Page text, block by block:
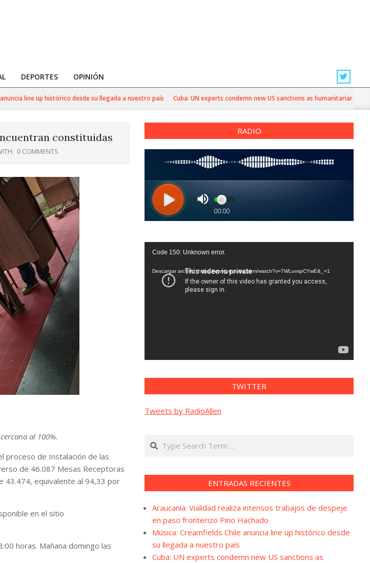
DEPORTES OPINIÓN
line up histórico desde su llegada a nuestro país Cuba: UN experts condemn new US sanctions as humanitarian crisis
constituidas
0 COMMENTS
al 100%.
proceso de Instalación de las
de 46.087 Mesas Receptoras
43.474, equivalente al 94,33 por
en el sitio
horas. Mañana domingo las
RADIO
Reproductor
vídeo
Code 150: Unknown error.
Descargar archivo: https://www.youtube.com/watch?v=7WLuvspCYwE&_=1
TWITTER
Tweets by RadioAllen
Search
ENTRADAS RECIENTES
Araucanía: Vialidad realiza intensos trabajos de despeje
en paso fronterizo Pino Hachado
Música: Creamfields Chile anuncia line up histórico desde
su llegada a nuestro país
Cuba: UN experts condemn new US sanctions as